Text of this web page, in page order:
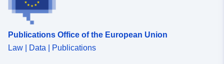
Publications Office of the European Union
Law | Data | Publications